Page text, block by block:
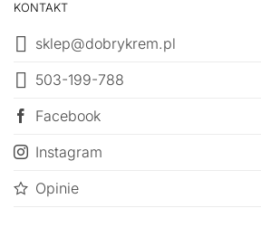
KONTAKT
sklep@dobrykrem.pl
503-199-788
Facebook
Instagram
Opinie